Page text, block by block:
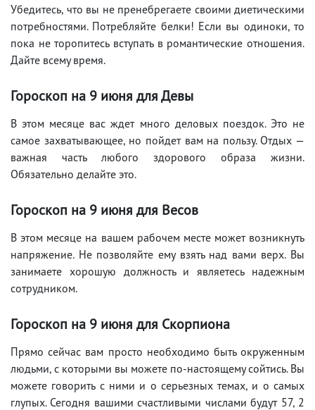
Убедитесь, что вы не пренебрегаете своими диетическими
потребностями. Потребляйте белки! Если вы одиноки, то
пока не торопитесь вступать в романтические отношения.
Дайте всему время.
Гороскоп на 9 июня для Девы
В этом месяце вас ждет много деловых поездок. Это не
самое захватывающее, но пойдет вам на пользу. Отдых —
важная часть любого здорового образа жизни.
Обязательно делайте это.
Гороскоп на 9 июня для Весов
В этом месяце на вашем рабочем месте может возникнуть
напряжение. Не позволяйте ему взять над вами верх. Вы
занимаете хорошую должность и являетесь надежным
сотрудником.
Гороскоп на 9 июня для Скорпиона
Прямо сейчас вам просто необходимо быть окруженным
людьми, с которыми вы можете по-настоящему сойтись. Вы
можете говорить с ними и о серьезных темах, и о самых
глупых. Сегодня вашими счастливыми числами будут 57, 2